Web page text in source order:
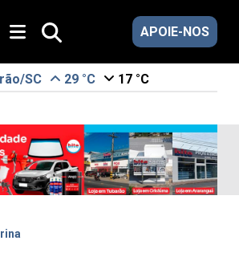
APOIE-NOS
SC 29 °C 17 °C